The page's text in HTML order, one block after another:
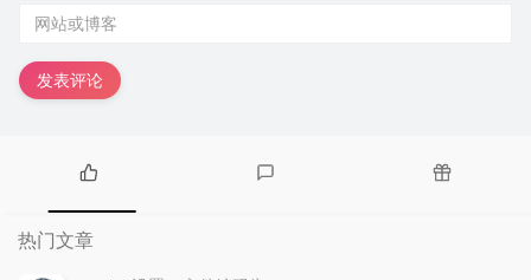
发表评论
门
文
热门文章